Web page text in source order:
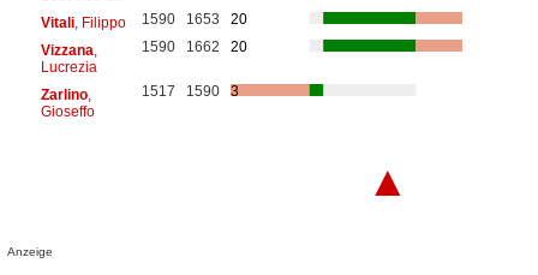
Vitali, Filippo 1590 1653
20
Vizzana
Lucrezia
1590 1662 20
Zarlino,
Gioseffo
1517 1590 3
▲
Anzeige